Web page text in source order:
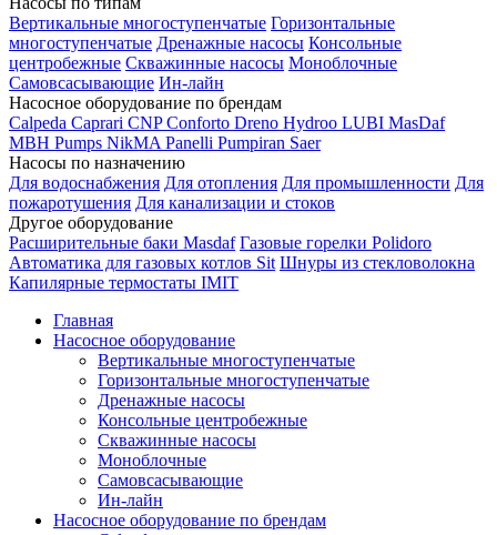
Вертикальные многоступенчатые Горизонтальные
многоступенчатые Дренажные насосы Консольные
центробежные Скважинные насосы Моноблочные
Самовсасывающие Ин-лайн
Насосное оборудование по брендам
Calpeda Caprari CNP Conforto Dreno Hydroo LUBI MasDaf
MBH Pumps NikMA Panelli Pumpiran Saer
Насосы по назначению
Для водоснабжения Для отопления Для промышленности Для
пожаротушения Для канализации и стоков
Другое оборудование
Расширительные баки Masdaf Газовые горелки Polidoro
Автоматика для газовых котлов Sit Шнуры из стекловолокна
Капилярные термостаты IMIT
Главная
Насосное оборудование
Вертикальные многоступенчатые
Горизонтальные многоступенчатые
Дренажные насосы
Консольные центробежные
Скважинные насосы
Моноблочные
Самовсасывающие
Ин-лайн
Насосное оборудование по брендам